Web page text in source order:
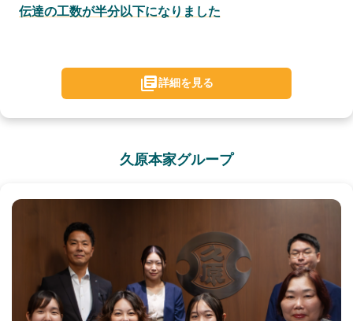
伝達の工数が半分以下になりました
詳細を見る
久原本家グループ